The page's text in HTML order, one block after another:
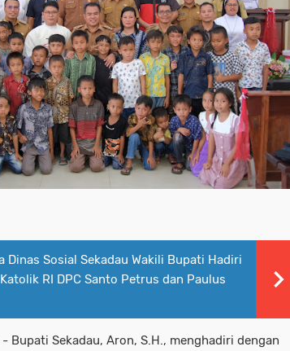
Dinas Sosial Sekadau Wakili Bupati Hadiri
RI DPC Santo Petrus dan Paulus
- Bupati Sekadau, Aron, S.H., menghadiri dengan